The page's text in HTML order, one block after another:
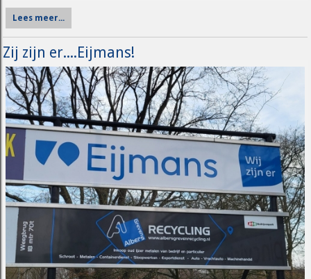
Lees meer...
Zij zijn er....Eijmans!